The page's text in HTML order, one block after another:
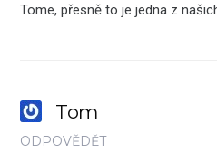
Tome, přesně to je jedna z
Tom
ODPOVĚDĚT